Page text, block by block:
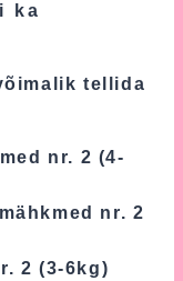
ka
tellida
nr. 2 (4-
nr. 2
2 (3-6kg)